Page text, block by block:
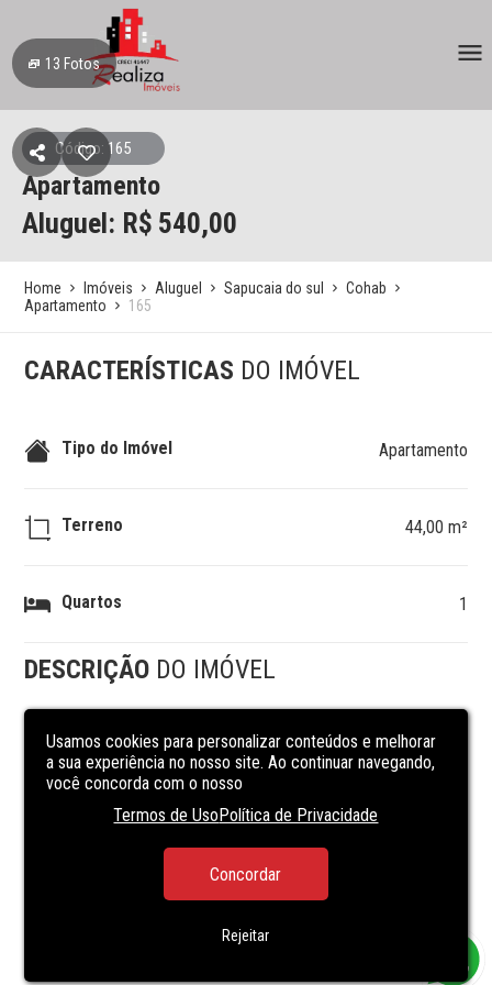
13 Fotos
Código: 165
Apartamento
Aluguel: R$ 540,00
Home Imóveis Aluguel Sapucaia do sul
Cohab
Apartamento
165
CARACTERÍSTICAS DO IMÓVEL
Tipo do Imóvel Apartamento
Terreno 44,00 m²
Quartos 1
DESCRIÇÃO DO IMÓVEL
iÓtimo Apartamento, próximo a mercados, escolas e
ponto de transporte público/i
35m² c/  1 dormitório, banheiro social
Cozinha americana, sala de espera
área de serviço.
Valor já incluso IPTU.
Usamos cookies para personalizar conteúdos e melhorar
a sua experiência no nosso site. Ao continuar navegando,
você concorda com o nosso
Termos de UsoPolítica de Privacidade
Concordar
Rejeitar